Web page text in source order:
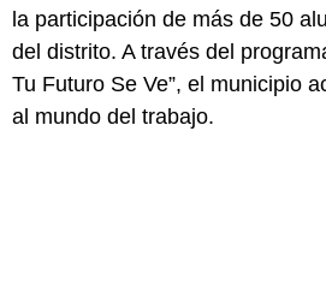
la participación de más de 50
del distrito. A través del
Tu Futuro Se Ve”, el municipio
al mundo del trabajo.